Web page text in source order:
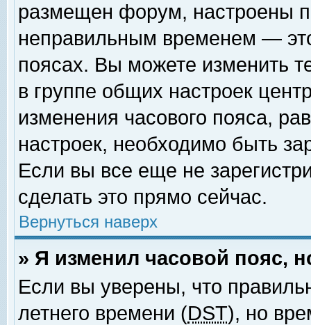
размещен форум, настроены
неправильным временем —
поясах. Вы можете изменить
в группе общих настроек
изменения часового пояса,
настроек, необходимо быть
Если вы все еще не
сделать это прямо сейчас.
Вернуться наверх
» Я изменил часовой пояс,
Если вы уверены, что
летнего времени (DST), но